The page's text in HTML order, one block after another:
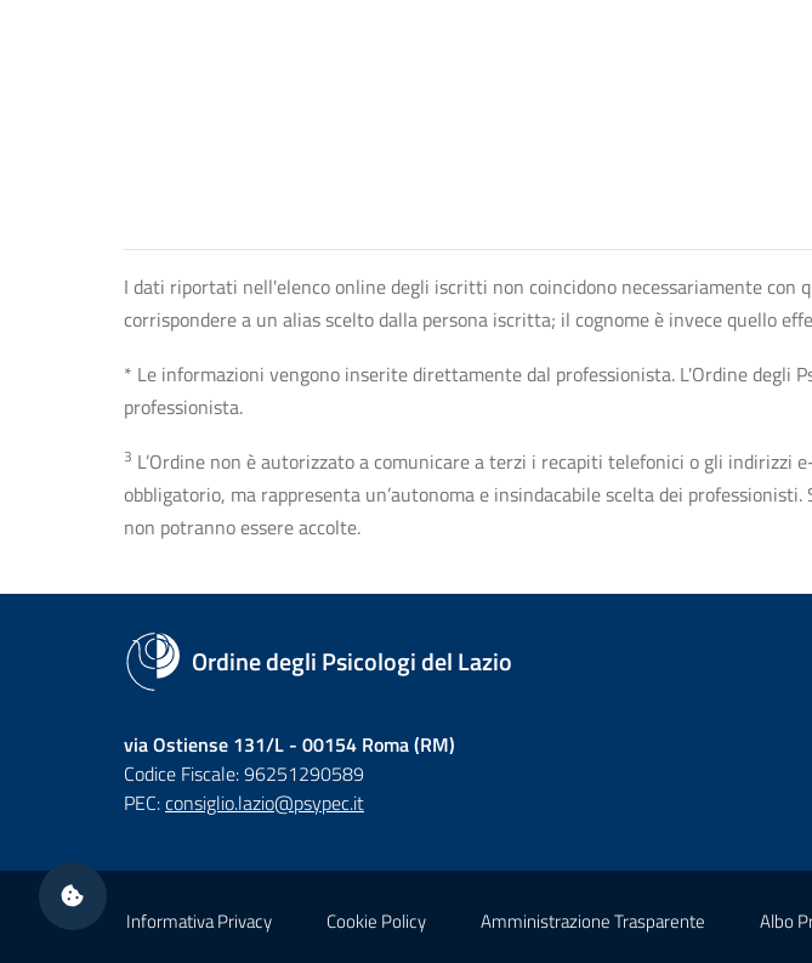
I dati riportati nell'elenco online degli iscritti non coincidono necessariamente con
corrispondere a un alias scelto dalla persona iscritta; il cognome è invece quello
* Le informazioni vengono inserite direttamente dal professionista. L'Ordine degli
professionista.
3 L’Ordine non è autorizzato a comunicare a terzi i recapiti telefonici o gli
obbligatorio, ma rappresenta un’autonoma e insindacabile scelta dei
non potranno essere accolte.
Ordine degli Psicologi del Lazio
via Ostiense 131/L - 00154 Roma (RM)
Codice Fiscale: 96251290589
PEC:consiglio.lazio@psypec.it
Sezione Link Utili
Informativa Privacy Cookie Policy Amministrazione Trasparente (nuovaAlbo